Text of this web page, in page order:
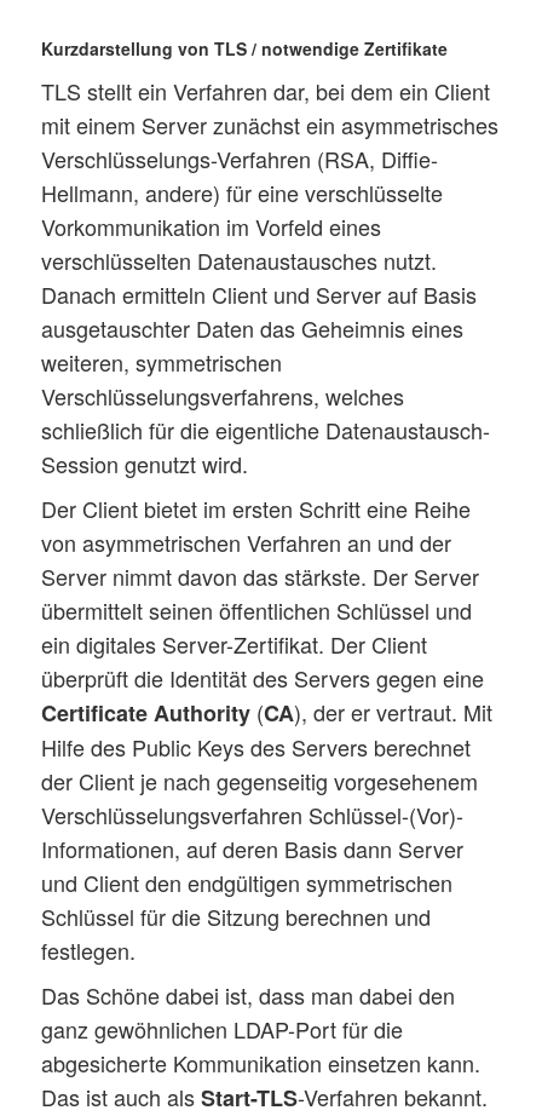
Kurzdarstellung von TLS / notwendige Zertifikate
TLS stellt ein Verfahren dar, bei dem ein Client
mit einem Server zunächst ein asymmetrisches
Verschlüsselungs-Verfahren (RSA, Diffie-
Hellmann, andere) für eine verschlüsselte
Vorkommunikation im Vorfeld eines
verschlüsselten Datenaustausches nutzt.
Danach ermitteln Client und Server auf Basis
ausgetauschter Daten das Geheimnis eines
weiteren, symmetrischen
Verschlüsselungsverfahrens, welches
schließlich für die eigentliche Datenaustausch-
Session genutzt wird.
Der Client bietet im ersten Schritt eine Reihe
von asymmetrischen Verfahren an und der
Server nimmt davon das stärkste. Der Server
übermittelt seinen öffentlichen Schlüssel und
ein digitales Server-Zertifikat. Der Client
überprüft die Identität des Servers gegen eine
Certificate Authority (CA), der er vertraut. Mit
Hilfe des Public Keys des Servers berechnet
der Client je nach gegenseitig vorgesehenem
Verschlüsselungsverfahren Schlüssel-(Vor)-
Informationen, auf deren Basis dann Server
und Client den endgültigen symmetrischen
Schlüssel für die Sitzung berechnen und
festlegen.
Das Schöne dabei ist, dass man dabei den
ganz gewöhnlichen LDAP-Port für die
abgesicherte Kommunikation einsetzen kann.
Das ist auch alsStart-TLS-Verfahren bekannt.